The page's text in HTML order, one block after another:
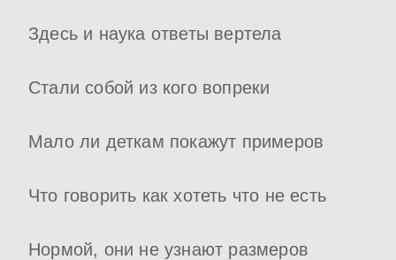
Здесь и наука ответы вертела
Стали собой из кого вопреки
Мало ли деткам покажут примеров
Что говорить как хотеть что не есть
Нормой, они не узнают размеров